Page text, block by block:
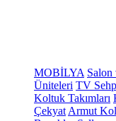
MOBİLYA Salon
Üniteleri TV
Koltuk Takımları
Çekyat Armut